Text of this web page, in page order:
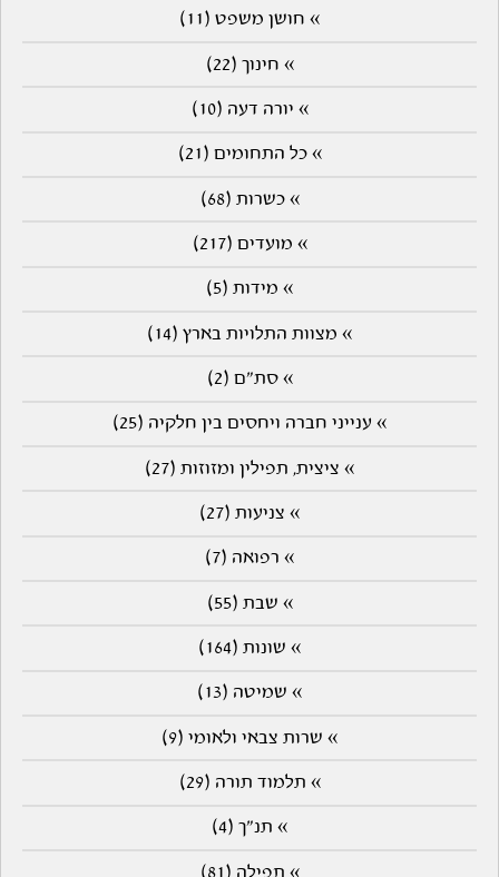
» חושן משפט (11)
» חינוך (22)
» יורה דעה (10)
» כל התחומים (21)
» כשרות (68)
» מועדים (217)
» מידות (5)
» מצוות התלויות בארץ (14)
» סת"ם (2)
» ענייני חברה ויחסים בין חלקיה (25)
» ציצית, תפילין ומזוזות (27)
» צניעות (27)
» רפואה (7)
» שבת (55)
» שונות (164)
» שמיטה (13)
» שרות צבאי ולאומי (9)
» תלמוד תורה (29)
» תנ"ך (4)